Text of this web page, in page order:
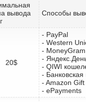
вывода
Способы
20$
- PayPal
- Western
- MoneyGram
-
- QIWI
-
- Amazon
- ePayments